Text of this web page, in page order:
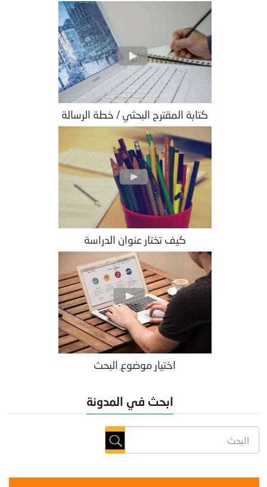
كتابة المقترح البحثي / خطة الرسالة
كيف تختار عنوان الدراسة
اختيار موضوع البحث
ابحث في المدونة